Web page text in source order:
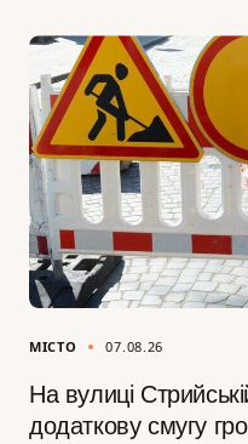
МІСТО 07.08.26
На вулиці
додаткову смугу